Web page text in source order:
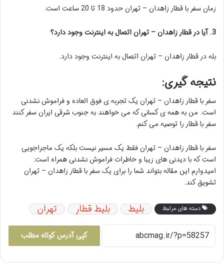
زمان سفر با قطار زاهدان – تهران حدود 18 تا 20 ساعت است.
3. آیا در قطار زاهدان – تهران اتصال به اینترنت وجود دارد؟
بله در قطار زاهدان – تهران اتصال به اینترنت وجود دارد.
نتیجه گیری:
سفر با قطار زاهدان – تهران یک تجربه ی فوق العاده و فراموش نشدنی
است. من به همه ی کسانی که می خواهند به جنوب شرقی ایران سفر کنند
سفر با قطار را توصیه می کنم.
سفر با قطار زاهدان – تهران فقط یک مسیر نیست بلکه یک ماجراجویی
است که با دیدنی های زیبا و خاطرات فراموش نشدنی همراه است.
امیدوارم این مقاله بتواند شما را برای یک سفر با قطار زاهدان – تهران
تشویق کند.
دسته های مرتبط بلیط بلیط قطار تهران
کپی آدرس کوتاه مطلب